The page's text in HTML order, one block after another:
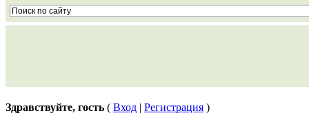
Здравствуйте, гость ( Вход | Регистрация )